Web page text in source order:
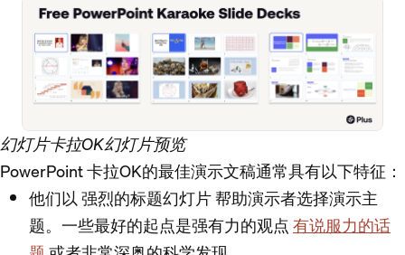
幻灯片卡拉OK幻灯片预览
PowerPoint 卡拉OK的最佳演示文稿通常具有以下特征：
他们以强烈的标题幻灯片帮助演示者选择演示主
题。一些最好的起点是强有力的观点有说服力的话